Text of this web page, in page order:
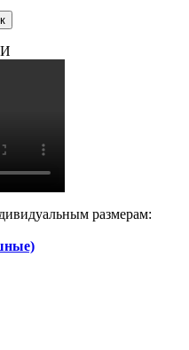
размерам: